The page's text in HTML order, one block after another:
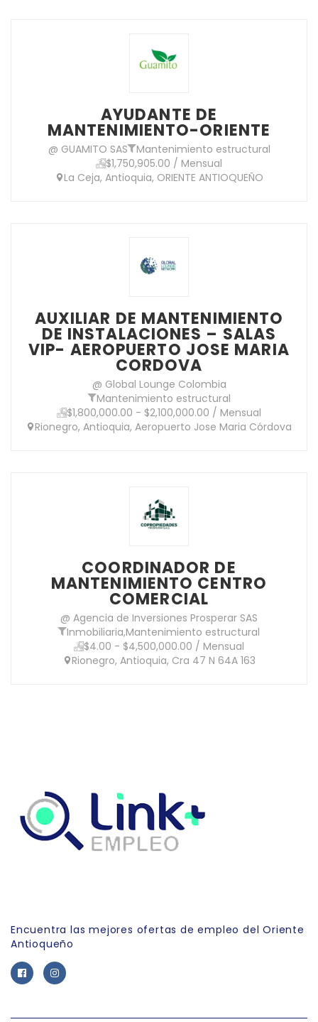
AYUDANTE DE
MANTENIMIENTO-ORIENTE
@ GUAMITO SAS
Mantenimiento estructural
$1,750,905.00 / Mensual
La Ceja, Antioquia, ORIENTE ANTIOQUEÑO
AUXILIAR DE MANTENIMIENTO
DE INSTALACIONES – SALAS
VIP- AEROPUERTO JOSE MARIA
CORDOVA
@ Global Lounge Colombia
Mantenimiento estructural
$1,800,000.00 - $2,100,000.00 / Mensual
Rionegro, Antioquia, Aeropuerto Jose Maria Córdova
COORDINADOR DE
MANTENIMIENTO CENTRO
COMERCIAL
@ Agencia de Inversiones Prosperar SAS
Inmobiliaria,Mantenimiento estructural
$4.00 - $4,500,000.00 / Mensual
Rionegro, Antioquia, Cra 47 N 64A 163
Encuentra las mejores ofertas de empleo del Oriente
Antioqueño